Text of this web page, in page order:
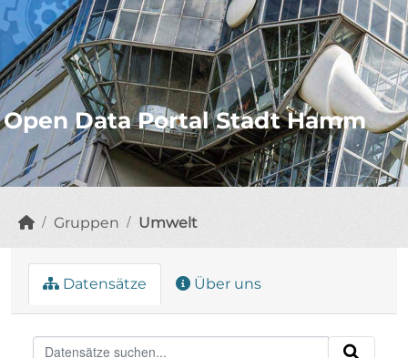
Open Data Portal Stadt Hamm
Gruppen Umwelt
Datensätze Über uns